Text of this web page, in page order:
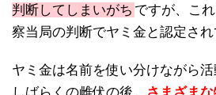
判断してしまいがち ですが、こ
察当局の判断でヤミ金と認定され
ヤミ金は名前を使い分けながら活